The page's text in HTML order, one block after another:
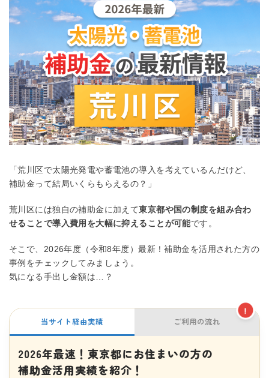
「荒川区で太陽光発電や蓄電池の導入を考えているんだけど、
補助金って結局いくらもらえるの？」
荒川区には独自の補助金に加えて東京都や国の制度を組み合わ
せることで導入費用を大幅に抑えることが可能です。
そこで、2026年度（令和8年度）最新！補助金を活用された方の
事例をチェックしてみましょう。
気になる手出し金額は…？
当サイト経由実績 ご利用の流れ
2026年最速！東京都にお住まいの方の
補助金活用実績を紹介！
!